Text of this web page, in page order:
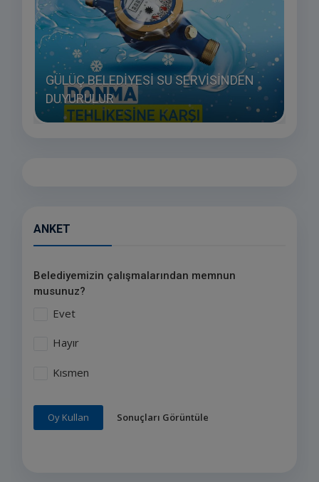
GÜLÜÇ BELEDİYESİ SU SERVİSİNDEN
DUYURULUR
ANKET
Belediyemizin çalışmalarından memnun
musunuz?
Evet
Hayır
Kısmen
Oy Kullan Sonuçları Görüntüle